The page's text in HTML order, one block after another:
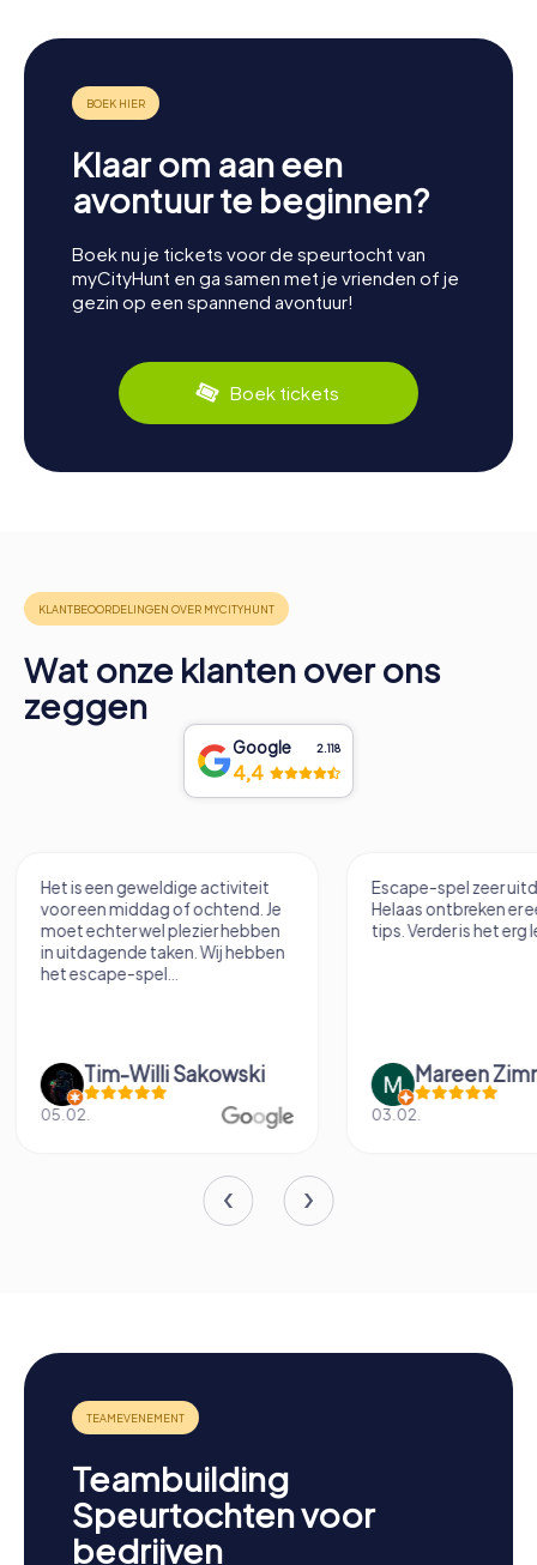
Klaar om aan een
avontuur te beginnen?
Boek nu je tickets voor de speurtocht van
myCityHunt en ga samen met je vrienden of je
gezin op een spannend avontuur!
Boek tickets
Wat onze klanten over ons
zeggen
Google 2.118
4,4
Escape-spel zeer uitdagend.
Helaas ontbreken er een paar
tips. Verder is het erg leuk.
Mareen Zimmermann
03.02.
Hele coole VR
Fabian
14.06.
Teambuilding
Speurtochten voor
bedrijven